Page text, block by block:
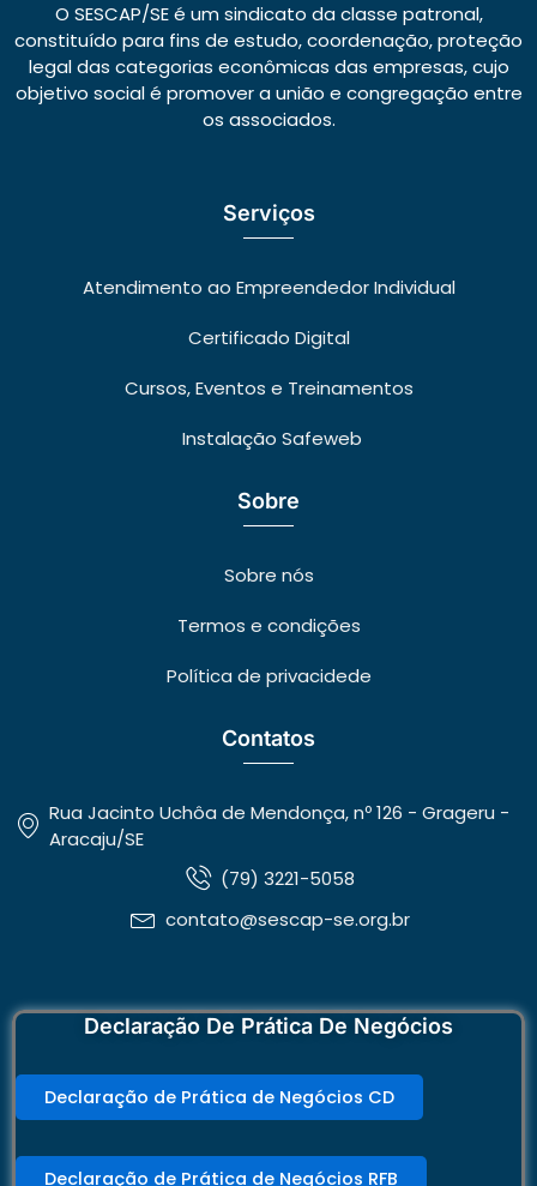
O SESCAP/SE é um sindicato da classe patronal,
constituído para fins de estudo, coordenação, proteção
legal das categorias econômicas das empresas, cujo
objetivo social é promover a união e congregação entre
os associados.
Serviços
Atendimento ao Empreendedor Individual
Certificado Digital
Cursos, Eventos e Treinamentos
Instalação Safeweb
Sobre
Sobre nós
Termos e condições
Política de privacidede
Contatos
Rua Jacinto Uchôa de Mendonça, nº 126 - Grageru -
Aracaju/SE
(79) 3221-5058
contato@sescap-se.org.br
Declaração De Prática De Negócios
Declaração de Prática de Negócios CD
Declaração de Prática de Negócios RFB